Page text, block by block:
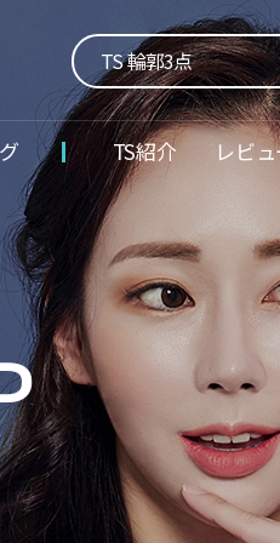
TS紹介 レビ
TS 顎先手術
TS デュアルフィック
TS エラー手術